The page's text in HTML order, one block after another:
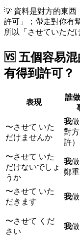
💡 資料是對方的東西
許可」；帶走對你有
所以「させていただ
🆚 五個容易
有得到許可？
表現
誰
〜させて いた
だけませんか
我
對
許）
〜させて いた
だけないでしょ
うか
我
鄭重
〜させて いた
だきます
我做
〜させて くだ
さい
我做